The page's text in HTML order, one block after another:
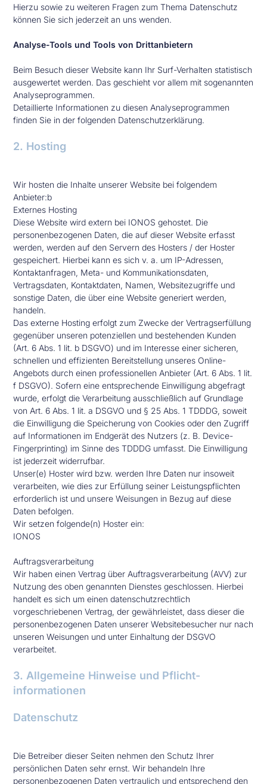
Hierzu sowie zu weiteren Fragen zum Thema Datenschutz
können Sie sich jederzeit an uns wenden.
Analyse-Tools und Tools von Dritt­anbietern
Beim Besuch dieser Website kann Ihr Surf-Verhalten statistisch
ausgewertet werden. Das geschieht vor allem mit sogenannten
Analyseprogrammen.
Detaillierte Informationen zu diesen Analyseprogrammen
finden Sie in der folgenden Datenschutzerklärung.
2. Hosting
Wir hosten die Inhalte unserer Website bei folgendem
Anbieter:b
Externes Hosting
Diese Website wird extern bei IONOS gehostet. Die
personenbezogenen Daten, die auf dieser Website erfasst
werden, werden auf den Servern des Hosters / der Hoster
gespeichert. Hierbei kann es sich v. a. um IP-Adressen,
Kontaktanfragen, Meta- und Kommunikationsdaten,
Vertragsdaten, Kontaktdaten, Namen, Websitezugriffe und
sonstige Daten, die über eine Website generiert werden,
handeln.
Das externe Hosting erfolgt zum Zwecke der Vertragserfüllung
gegenüber unseren potenziellen und bestehenden Kunden
(Art. 6 Abs. 1 lit. b DSGVO) und im Interesse einer sicheren,
schnellen und effizienten Bereitstellung unseres Online-
Angebots durch einen professionellen Anbieter (Art. 6 Abs. 1 lit.
f DSGVO). Sofern eine entsprechende Einwilligung abgefragt
wurde, erfolgt die Verarbeitung ausschließlich auf Grundlage
von Art. 6 Abs. 1 lit. a DSGVO und § 25 Abs. 1 TDDDG, soweit
die Einwilligung die Speicherung von Cookies oder den Zugriff
auf Informationen im Endgerät des Nutzers (z. B. Device-
Fingerprinting) im Sinne des TDDDG umfasst. Die Einwilligung
ist jederzeit widerrufbar.
Unser(e) Hoster wird bzw. werden Ihre Daten nur insoweit
verarbeiten, wie dies zur Erfüllung seiner Leistungspflichten
erforderlich ist und unsere Weisungen in Bezug auf diese
Daten befolgen.
Wir setzen folgende(n) Hoster ein:
IONOS
Auftragsverarbeitung
Wir haben einen Vertrag über Auftragsverarbeitung (AVV) zur
Nutzung des oben genannten Dienstes geschlossen. Hierbei
handelt es sich um einen datenschutzrechtlich
vorgeschriebenen Vertrag, der gewährleistet, dass dieser die
personenbezogenen Daten unserer Websitebesucher nur nach
unseren Weisungen und unter Einhaltung der DSGVO
verarbeitet.
3. Allgemeine Hinweise und Pflicht­
informationen
Datenschutz
Die Betreiber dieser Seiten nehmen den Schutz Ihrer
persönlichen Daten sehr ernst. Wir behandeln Ihre
personenbezogenen Daten vertraulich und entsprechend den